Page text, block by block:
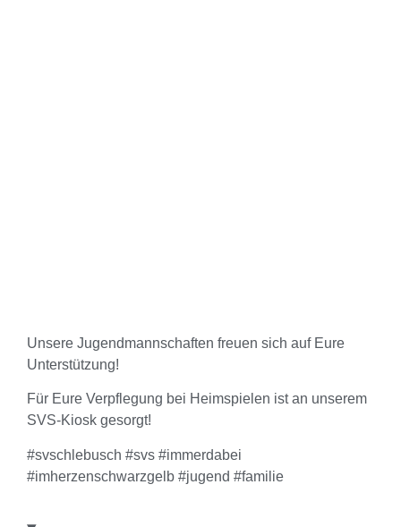
Unsere Jugendmannschaften freuen sich auf Eure
Unterstützung!
Für Eure Verpflegung bei Heimspielen ist an unserem
SVS-Kiosk gesorgt!
#svschlebusch #svs #immerdabei
#imherzenschwarzgelb #jugend #familie